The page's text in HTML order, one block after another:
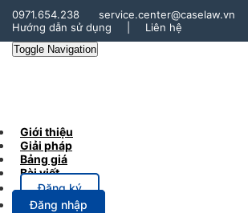
0971.654.238
service.center@caselaw.vn
Hướng dẫn sử dụng
Liên hệ
Toggle Navigation
Giới thiệu
Giải pháp
Bảng giá
Bài viết
Đăng ký
Đăng nhập